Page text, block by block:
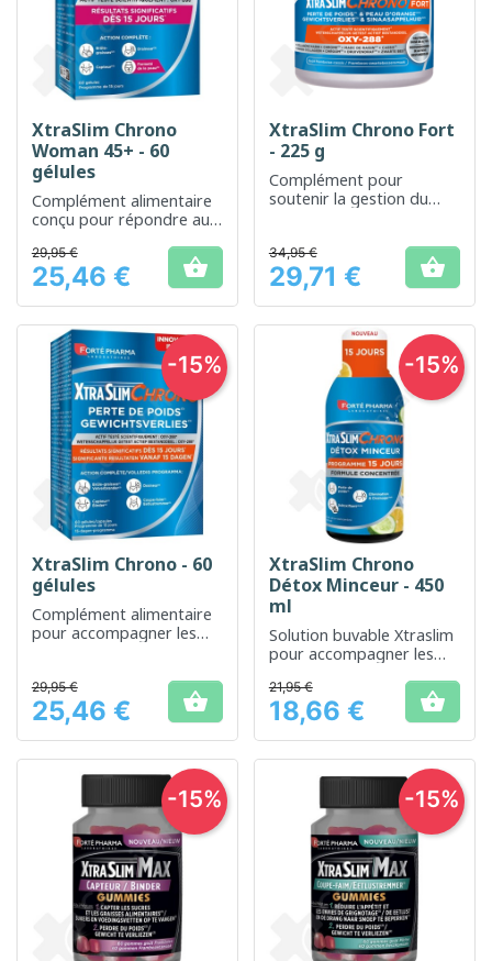
XtraSlim Chrono
Woman 45+ - 60
gélules
Complément alimentaire
conçu pour répondre aux
femmes de plus de 45 ans
Prix
29,95 €
25,46 € 
XtraSlim Chrono Fort
- 225 g
Complément pour
soutenir la gestion du
Prix
34,95 €
29,71 € 
XtraSlim Chrono - 60
gélules
Complément alimentaire
pour accompagner les
Prix
29,95 €
25,46 € 
-15%
XtraSlim Chrono
Détox Minceur - 450
ml
Solution buvable Xtraslim
pour accompagner les
détoxification et de perte
de poids
Prix
21,95 €
18,66 € 
-15%
-15% -15%